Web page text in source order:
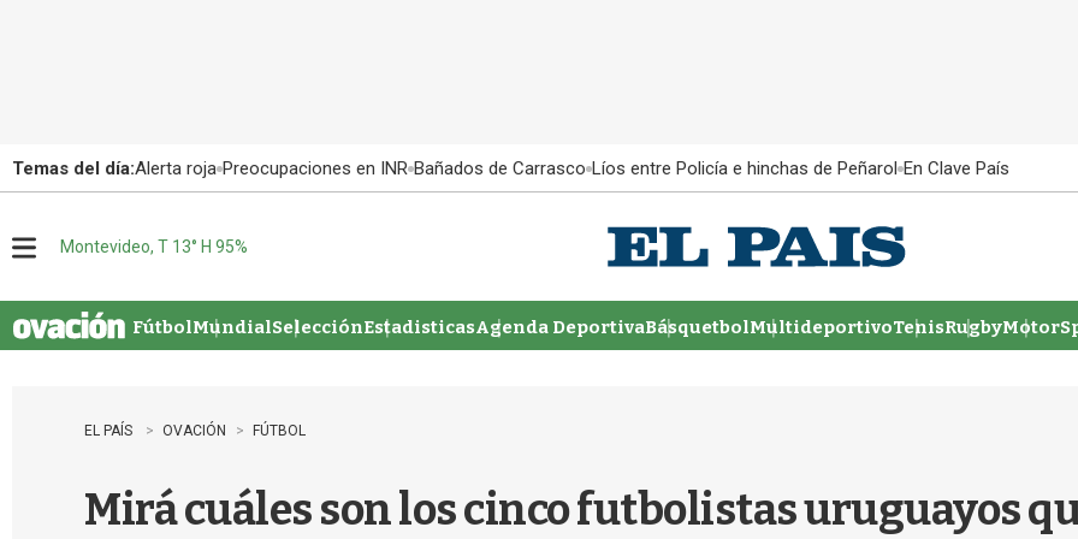
Temas del día:Alerta roja Preocupaciones en INR Bañados de Carrasco Líos entre Policía e hinchas de Peñarol En Clave País
u
Montevideo, T 13° H 95%
FútbolMundialSelecciónEstadisticasAgenda DeportivaBásquetbolMultideportivoTenisRugby
EL PAÍS OVACIÓN FÚTBOL
Mirá cuáles son los cinco futbolistas uruguayos